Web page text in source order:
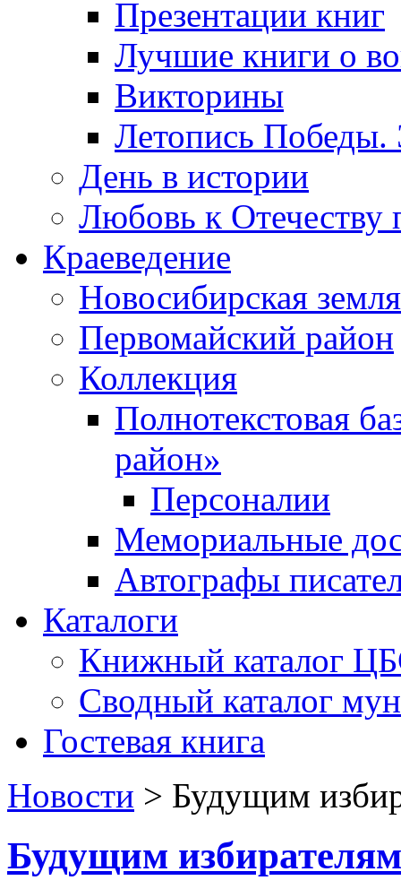
Презентации книг
Лучшие книги о
Викторины
Летопись Победы.
День в истории
Любовь к Отечеству
Краеведение
Новосибирская земля
Первомайский район
Коллекция
Полнотекстовая
район»
Персоналии
Мемориальные
Автографы
Каталоги
Книжный каталог
Сводный каталог
Гостевая книга
Новости > Будущим
Будущим